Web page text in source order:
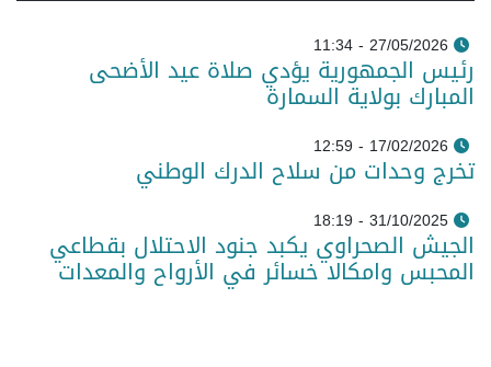
27/05/2026 - 11:34
رئيس الجمهورية يؤدي صلاة عيد الأضحى
المبارك بولاية السمارة
17/02/2026 - 12:59
تخرج وحدات من سلاح الدرك الوطني
31/10/2025 - 18:19
الجيش الصحراوي يكبد جنود الاحتلال بقطاعي
المحبس وامكالا خسائر في الأرواح والمعدات